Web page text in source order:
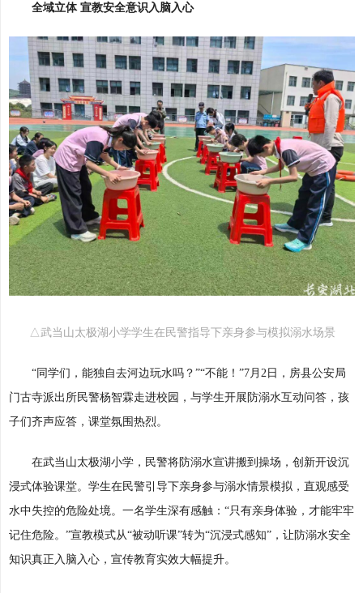
全域立体 宣教安全意识入脑入心
△武当山太极湖小学学生在民警指导下亲身参与模拟溺水场景
“同学们，能独自去河边玩水吗？”“不能！”7月2日，房县公安局
门古寺派出所民警杨智霖走进校园，与学生开展防溺水互动问答，孩
子们齐声应答，课堂氛围热烈。
在武当山太极湖小学，民警将防溺水宣讲搬到操场，创新开设沉
浸式体验课堂。学生在民警引导下亲身参与溺水情景模拟，直观感受
水中失控的危险处境。一名学生深有感触：“只有亲身体验，才能牢牢
记住危险。”宣教模式从“被动听课”转为“沉浸式感知”，让防溺水安全
知识真正入脑入心，宣传教育实效大幅提升。